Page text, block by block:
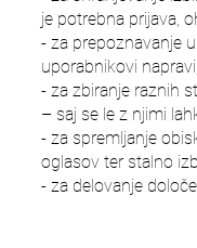
je potrebna prijava,
- za prepoznavanje
uporabnikovi napravi;
- za zbiranje raznih
– saj se le z njimi
- za spremljanje
oglasov ter stalno
- za delovanje